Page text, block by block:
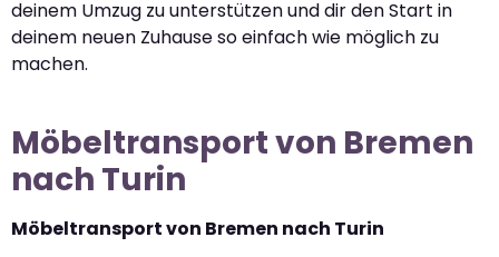
deinem Umzug zu unterstützen und dir den Start in
deinem neuen Zuhause so einfach wie möglich zu
machen.
Möbeltransport von Bremen
nach Turin
Möbeltransport von Bremen nach Turin